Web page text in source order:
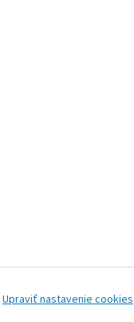
Upraviť nastavenie cookies